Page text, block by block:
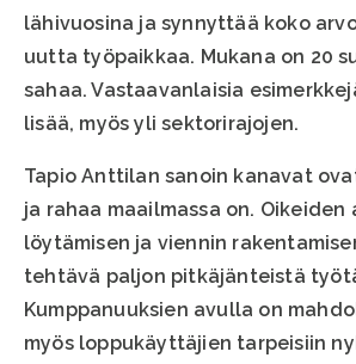
lähivuosina ja synnyttää koko
uutta työpaikkaa. Mukana on 20
sahaa. Vastaavanlaisia
lisää, myös yli sektorirajojen.
Tapio Anttilan sanoin kanavat
ja rahaa maailmassa on. Oikeiden
löytämisen ja viennin
tehtävä paljon pitkäjänteistä
Kumppanuuksien avulla on
myös loppukäyttäjien tarpeisiin